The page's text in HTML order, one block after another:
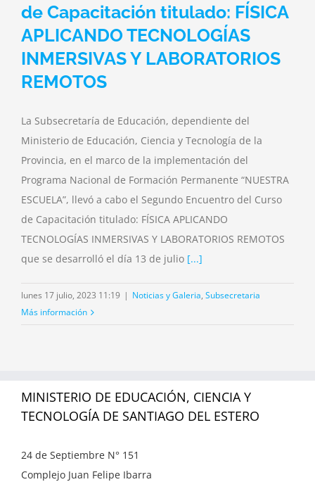
de Capacitación titulado: FÍSICA
APLICANDO TECNOLOGÍAS
INMERSIVAS Y LABORATORIOS
REMOTOS
La Subsecretaría de Educación, dependiente del
Ministerio de Educación, Ciencia y Tecnología de la
Provincia, en el marco de la implementación del
Programa Nacional de Formación Permanente “NUESTRA
ESCUELA”, llevó a cabo el Segundo Encuentro del Curso
de Capacitación titulado: FÍSICA APLICANDO
TECNOLOGÍAS INMERSIVAS Y LABORATORIOS REMOTOS
que se desarrolló el día 13 de julio [...]
lunes 17 julio, 2023 11:19 | Noticias y Galeria, Subsecretaria
Más información
MINISTERIO DE EDUCACIÓN, CIENCIA Y
TECNOLOGÍA DE SANTIAGO DEL ESTERO
24 de Septiembre N° 151
Complejo Juan Felipe Ibarra